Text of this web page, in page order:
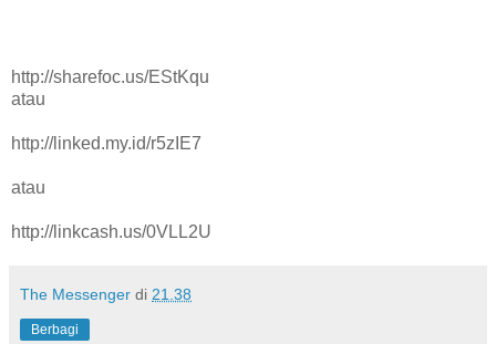
http://sharefoc.us/EStKqu
atau
http://linked.my.id/r5zIE7
atau
http://linkcash.us/0VLL2U
The Messenger di 21.38
Berbagi